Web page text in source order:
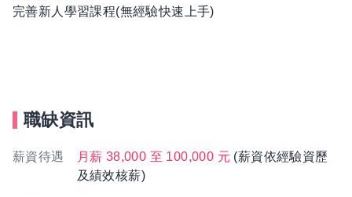
完善新人學習課程(無經驗快速上手)
職缺資訊
薪資待遇 月薪 38,000 至 100,000 元 (薪資依經驗資歷
及績效核薪)